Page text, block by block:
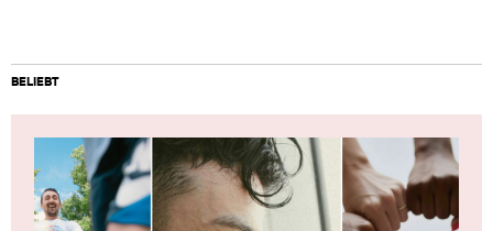
BELIEBT